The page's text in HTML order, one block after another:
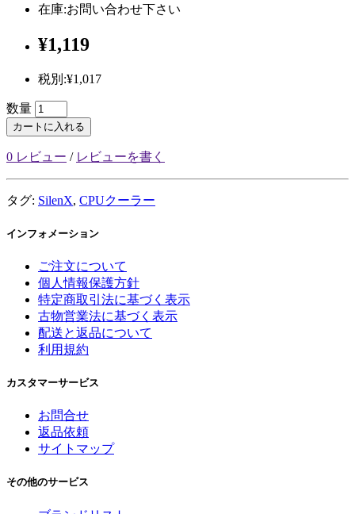
在庫:お問い合わせ下さい
¥1,119
税別:¥1,017
数量
カートに入れる
0 レビュー / レビューを書く
タグ: SilenX, CPUクーラー
インフォメーション
ご注文について
個人情報保護方針
特定商取引法に基づく表示
古物営業法に基づく表示
配送と返品について
利用規約
カスタマーサービス
お問合せ
返品依頼
サイトマップ
その他のサービス